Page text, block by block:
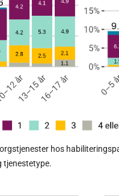
hos
tjenestetype.